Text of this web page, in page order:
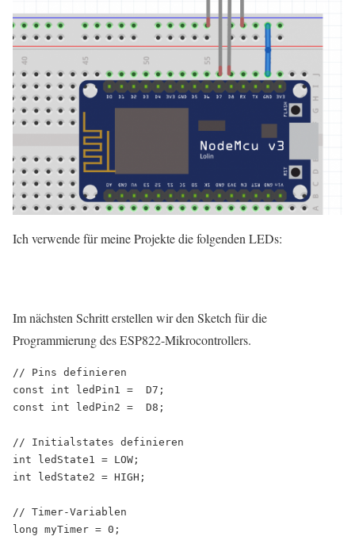
Ich verwende für meine Projekte die folgenden LEDs:
Im nächsten Schritt erstellen wir den Sketch für die
Programmierung des ESP822-Mikrocontrollers.
// Pins definieren
const int ledPin1 =  D7;
const int ledPin2 =  D8;
// Initialstates definieren
int ledState1 = LOW;
int ledState2 = HIGH;
// Timer-Variablen
long myTimer = 0;